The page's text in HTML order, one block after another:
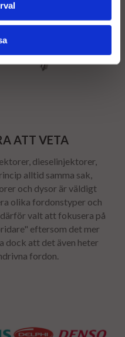
ATT VETA
dieselinjektorer,
alltid samma sak,
och dysor är väldigt
olika fordonstyper och
därför valt att fokusera på
eftersom det mer
dock att det även heter
fordon.